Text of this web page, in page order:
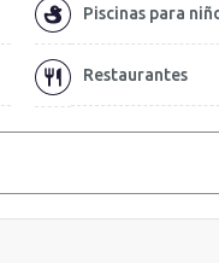
Piscinas para
Restaurantes